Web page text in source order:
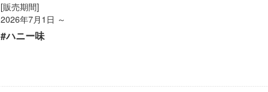
[販売期間]
2026年7月1日 ～
#ハニー味